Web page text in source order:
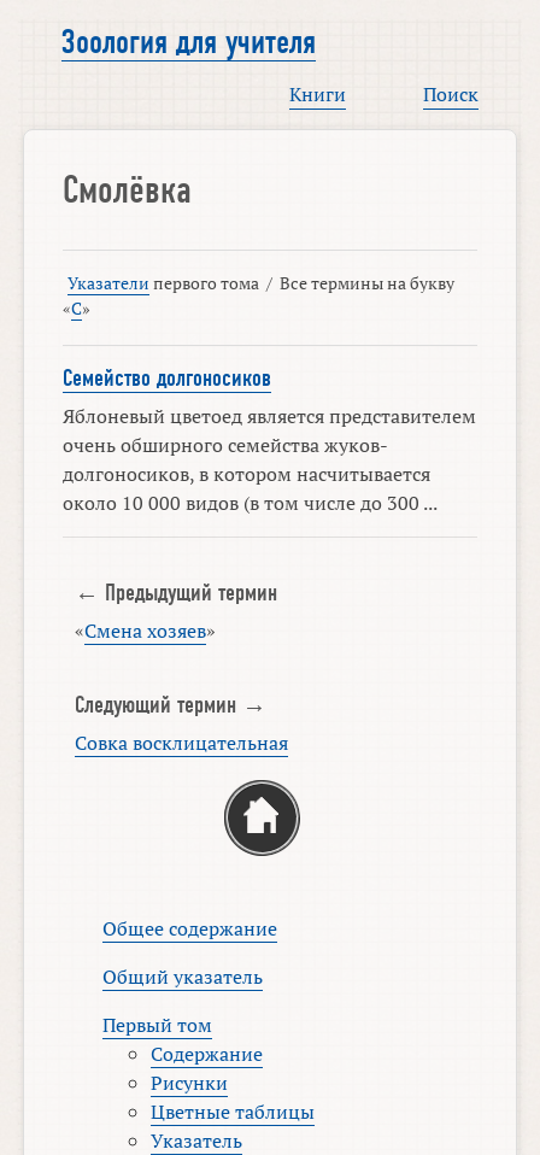
Зоология для учителя
Книги Поиск
Смолёвка
Указатели первого тома / Все термины на букву
«С»
Семейство долгоносиков
Яблоневый цветоед является представителем
очень обширного семейства жуков-
долгоносиков, в котором насчитывается
около 10 000 видов (в том числе до 300 ...
← Предыдущий термин
«Смена хозяев»
Следующий термин →
Совка восклицательная
Общее содержание
Общий указатель
Первый том
Содержание
Рисунки
Цветные таблицы
Указатель